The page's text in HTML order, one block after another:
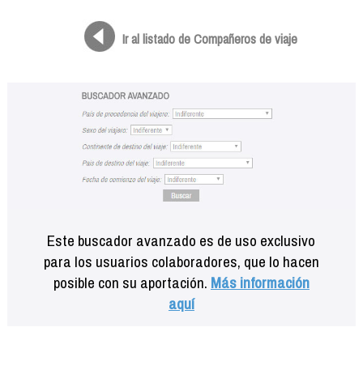
Ir al listado de Compañeros de viaje
Este buscador avanzado es de uso exclusivo
para los usuarios colaboradores, que lo hacen
posible con su aportación. Más información
aquí